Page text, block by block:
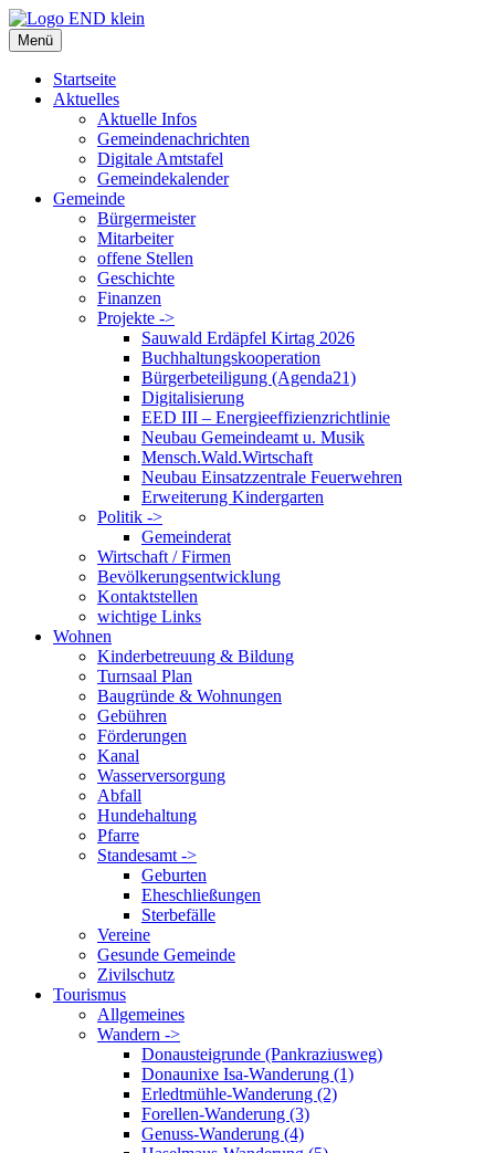
Zum
Inhalt
springen
Menü
Startseite
Aktuelles
Aktuelle Infos
Gemeindenachrichten
Digitale Amtstafel
Gemeindekalender
Gemeinde
Bürgermeister
Mitarbeiter
offene Stellen
Geschichte
Finanzen
Projekte ->
Sauwald Erdäpfel Kirtag 2026
Buchhaltungskooperation
Bürgerbeteiligung (Agenda21)
Digitalisierung
EED III – Energieeffizienzrichtlinie
Neubau Gemeindeamt u. Musik
Mensch.Wald.Wirtschaft
Neubau Einsatzzentrale Feuerwehren
Erweiterung Kindergarten
Politik ->
Gemeinderat
Wirtschaft / Firmen
Bevölkerungsentwicklung
Kontaktstellen
wichtige Links
Wohnen
Kinderbetreuung & Bildung
Turnsaal Plan
Baugründe & Wohnungen
Gebühren
Förderungen
Kanal
Wasserversorgung
Abfall
Hundehaltung
Pfarre
Standesamt ->
Geburten
Eheschließungen
Sterbefälle
Vereine
Gesunde Gemeinde
Zivilschutz
Tourismus
Allgemeines
Wandern ->
Donausteigrunde (Pankraziusweg)
Donaunixe Isa-Wanderung (1)
Erledtmühle-Wanderung (2)
Forellen-Wanderung (3)
Genuss-Wanderung (4)